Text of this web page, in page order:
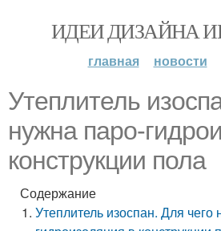
ИДЕИ ДИЗАЙНА
главная новости
Утеплитель
нужна паро-
конструкции пола
Содержание
Утеплитель изоспан. Для чего